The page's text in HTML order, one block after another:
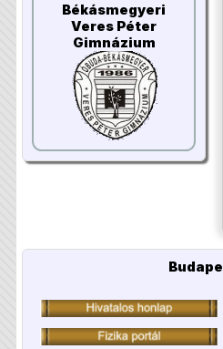
Békásmegyeri
Veres Péter
Gimnázium